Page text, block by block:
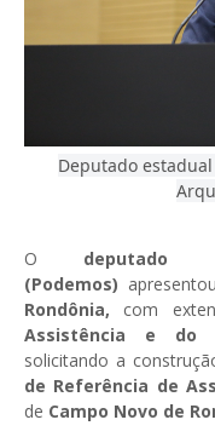
Deputado estadual
O deputado
(Podemos)
Rondônia, com
Assistência e do
solicitando a
de Referência de
de Campo Novo de